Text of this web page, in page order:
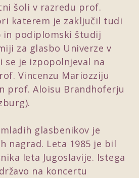
šoli v razredu prof.
katerem je zaključil tudi
in podiplomski študij
za glasbo Univerze v
se je izpopolnjeval na
Vincenzu Mariozziju
prof. Aloisu Brandhoferju
glasbenikov je
nagrad. Leta 1985 je bil
leta Jugoslavije. Istega
na koncertu